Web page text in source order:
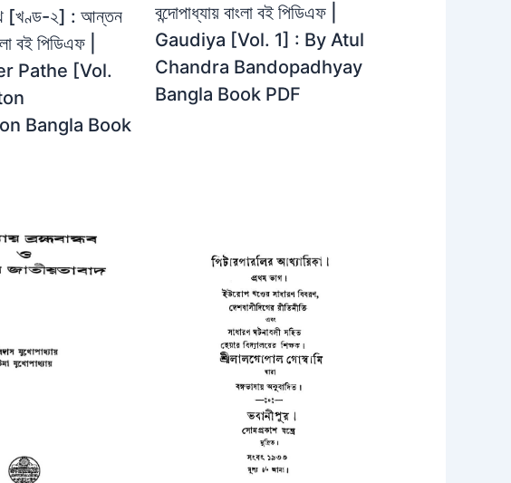
[খণ্ড-২] : আন্তন
বই পিডিএফ |
Pathe [Vol.
Bangla Book
বন্দোপাধ্যায় বাংলা বই পিডিএফ |
Gaudiya [Vol. 1] : By Atul
Chandra Bandopadhyay
Bangla Book PDF